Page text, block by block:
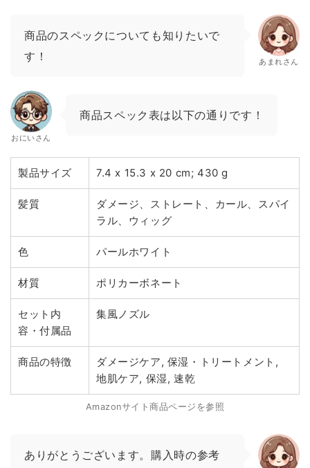
商品のスペックについても知りたいで
す！
あまれさん
おにいさん
商品スペック表は以下の通りです！
製品サイズ 7.4 x 15.3 x 20 cm; 430 g
髪質
ダメージ、ストレート、カール、スパイ
ラル、ウィッグ
色 パールホワイト
材質 ポリカーボネート
セット内
容・付属品
集風ノズル
商品の特徴
ダメージケア, 保湿・トリートメント,
地肌ケア, 保湿, 速乾
Amazonサイト商品ページを参照
ありがとうございます。購入時の参考